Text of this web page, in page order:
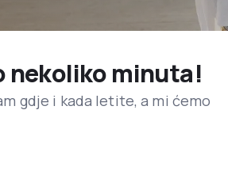
nekoliko minuta!
gdje i kada letite, a mi ćemo